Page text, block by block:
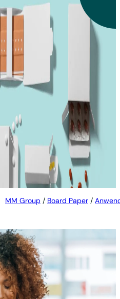
Care
Lösungen für
MM Group / Board Paper /